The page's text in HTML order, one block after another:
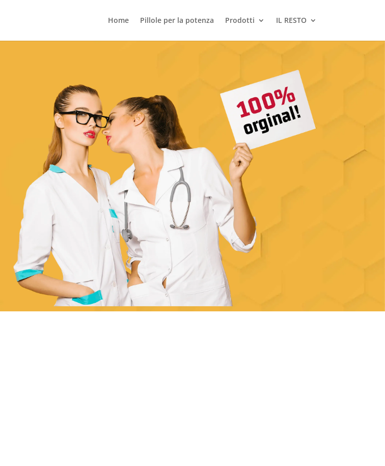
Home Pillole per la potenza Prodotti IL RESTO